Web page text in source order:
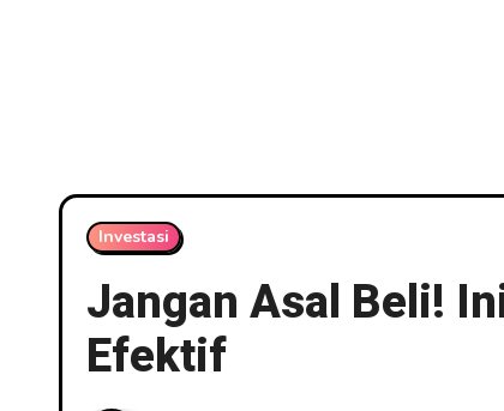
Investasi
Jangan Asal Beli!
Efektif